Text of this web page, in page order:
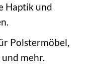
Haptik und
Polstermöbel,
mehr.